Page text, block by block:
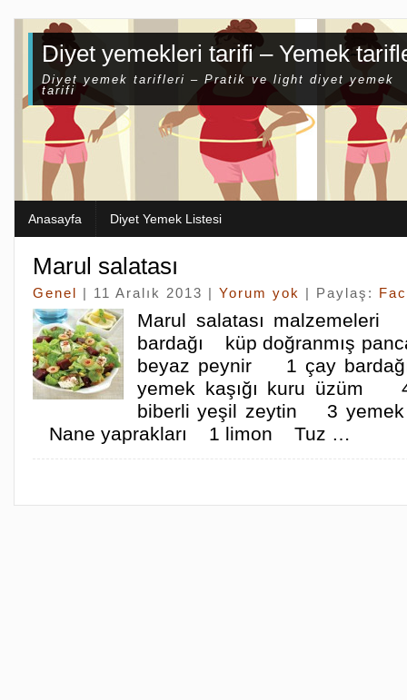
Diyet yemekleri tarifi – Yemek
Diyet yemek tarifleri – Pratik ve light diyet yemek
tarifi
Anasayfa Diyet Yemek Listesi
Marul salatası
Genel | 11 Aralık 2013 | Yorum yok | Paylaş:
Marul salatası
bardağı küp doğranmış
beyaz peynir 1 çay
yemek kaşığı kuru üzüm
biberli yeşil zeytin 3 yemek
Nane yaprakları 1 limon Tuz …